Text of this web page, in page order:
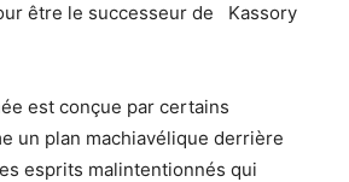
être le successeur de Kassory
est conçue par certains
un plan machiavélique derrière
esprits malintentionnés qui